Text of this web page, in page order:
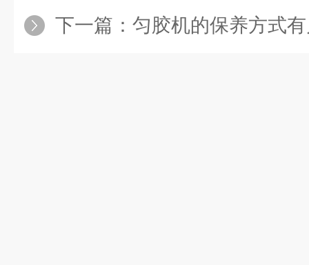
下一篇： 匀胶机的保养方式